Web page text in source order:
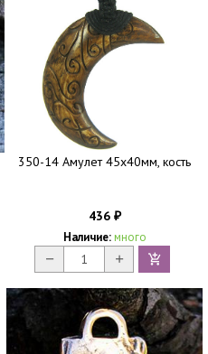
350-14 Амулет 45х40мм, кость
436 ₽
Наличие: много